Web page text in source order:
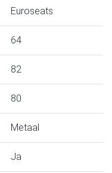
Euroseats
64
82
80
Metaal
Ja